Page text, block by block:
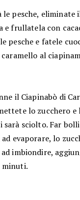
le pesche,
e frullatela con
pesche e fatele
al
il Ciapinabò di
lo zucchero
sarà sciolto. Far
evaporare, lo
imbiondire,
minuti.